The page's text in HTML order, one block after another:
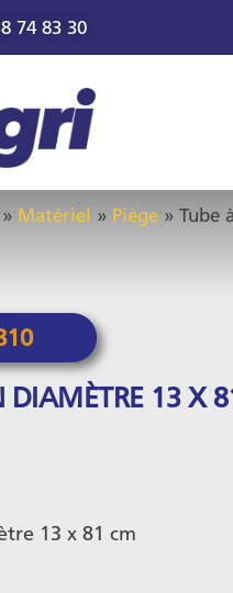
74 83 30
» Matériel » Piège » Tube
DIAMÈTRE 13 X
13 x 81 cm